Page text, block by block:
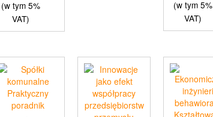
(w tym 5%
VAT)
(w tym 5%
VAT)